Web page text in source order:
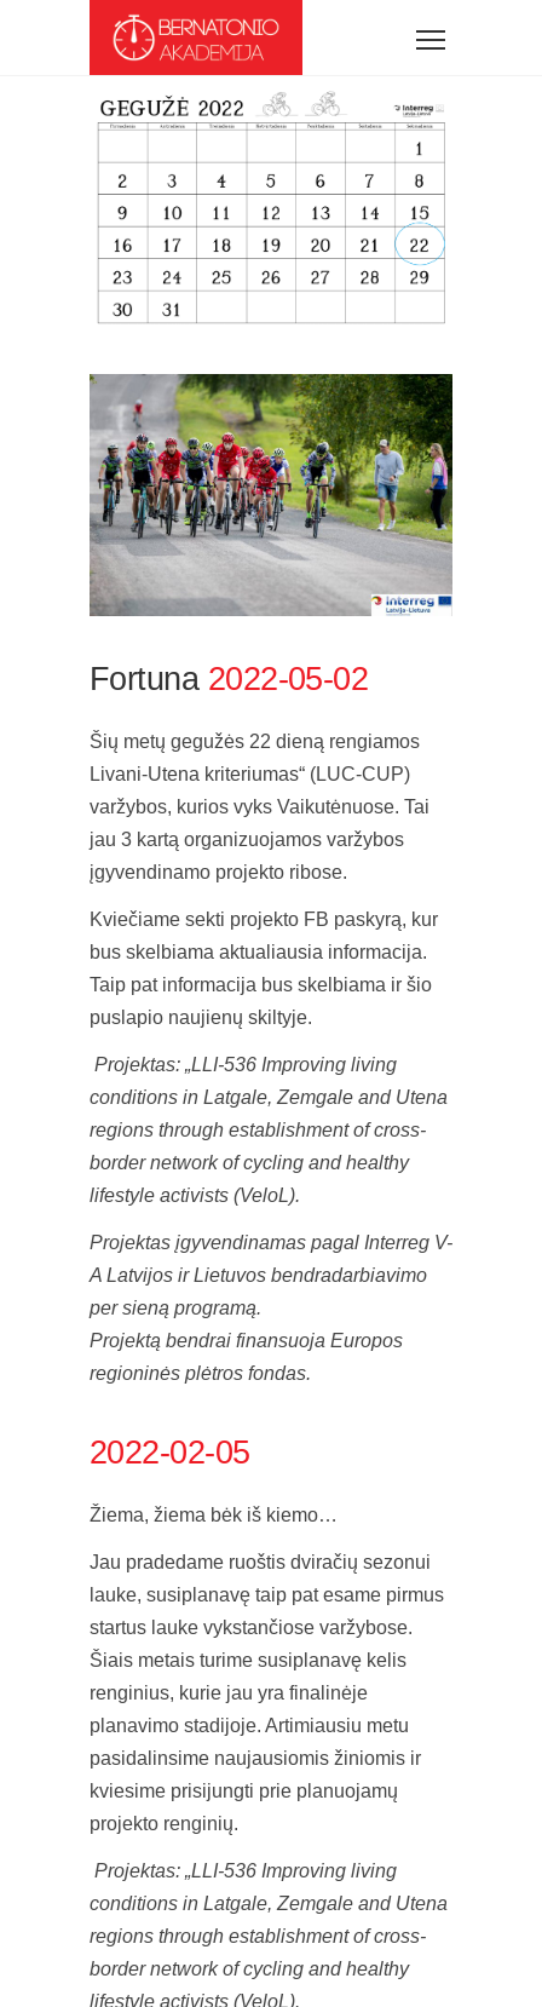
Fortuna 2022-05-02
Šių metų gegužės 22 dieną rengiamos
Livani-Utena kriteriumas“ (LUC-CUP)
varžybos, kurios vyks Vaikutėnuose. Tai
jau 3 kartą organizuojamos varžybos
įgyvendinamo projekto ribose.
Kviečiame sekti projekto FB paskyrą, kur
bus skelbiama aktualiausia informacija.
Taip pat informacija bus skelbiama ir šio
puslapio naujienų skiltyje.
Projektas: „LLI-536 Improving living
conditions in Latgale, Zemgale and Utena
regions through establishment of cross-
border network of cycling and healthy
lifestyle activists (VeloL).
Projektas įgyvendinamas pagal Interreg V-
A Latvijos ir Lietuvos bendradarbiavimo
per sieną programą.
Projektą bendrai finansuoja Europos
regioninės plėtros fondas.
2022-02-05
Žiema, žiema bėk iš kiemo…
Jau pradedame ruoštis dviračių sezonui
lauke, susiplanavę taip pat esame pirmus
startus lauke vykstančiose varžybose.
Šiais metais turime susiplanavę kelis
renginius, kurie jau yra finalinėje
planavimo stadijoje. Artimiausiu metu
pasidalinsime naujausiomis žiniomis ir
kviesime prisijungti prie planuojamų
projekto renginių.
Projektas: „LLI-536 Improving living
conditions in Latgale, Zemgale and Utena
regions through establishment of cross-
border network of cycling and healthy
lifestyle activists (VeloL).